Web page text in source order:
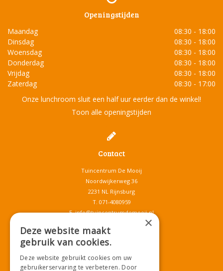
Openingstijden
Maandag
08:30 - 18:00
Dinsdag
08:30 - 18:00
Woensdag
08:30 - 18:00
Donderdag
08:30 - 18:00
Vrijdag
08:30 - 18:00
Zaterdag
08:30 - 17:00
Onze lunchroom sluit een half uur eerder dan de winkel!
Toon alle openingstijden
Contact
Tuincentrum De Mooij
Noordwijkerweg 36
2231 NL Rijnsburg
T. 071-4080959
E.info@tuincentrumdemooij.nl
Download onze App!
×
Deze website maakt
gebruik van cookies.
Deze website gebruikt cookies om uw
gebruikerservaring te verbeteren. Door